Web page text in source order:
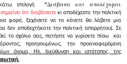
επιλογή
"Διάβασα και αποδέχομαι
ότι διαβάσατεκι αποδέχεστε την πολιτική
φορά, ξεχάσετε να το κάνετε θα λάβετε μια
δεν αποδεχτήκατε την πολιτική απορρήτου). Σε
το σχόλιο σας, πατήστε να γυρίσετε πίσω και
προηγουμένως, την προαναφερόμενη
όνομα, Ηλ. διεύθυνση και ιστότοπος, της